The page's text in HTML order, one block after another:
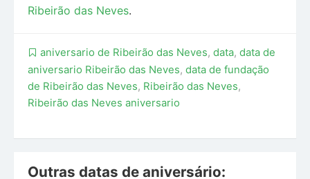
Ribeirão das Neves.
aniversario de Ribeirão das Neves, data, data de
aniversario Ribeirão das Neves, data de fundação
de Ribeirão das Neves, Ribeirão das Neves,
Ribeirão das Neves aniversario
Outras datas de aniversário: